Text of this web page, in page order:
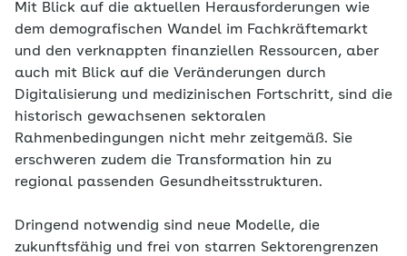
Mit Blick auf die aktuellen Herausforderungen wie
dem demografischen Wandel im Fachkräftemarkt
und den verknappten finanziellen Ressourcen, aber
auch mit Blick auf die Veränderungen durch
Digitalisierung und medizinischen Fortschritt, sind die
historisch gewachsenen sektoralen
Rahmenbedingungen nicht mehr zeitgemäß. Sie
erschweren zudem die Transformation hin zu
regional passenden Gesundheitsstrukturen.
Dringend notwendig sind neue Modelle, die
zukunftsfähig und frei von starren Sektorengrenzen